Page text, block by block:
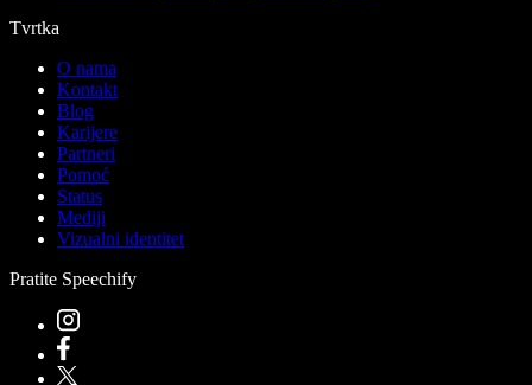
Tvrtka
O nama
Kontakt
Blog
Karijere
Partneri
Pomoć
Status
Mediji
Vizualni identitet
Pratite Speechify